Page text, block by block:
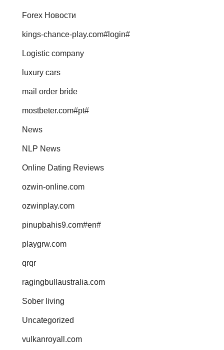
Forex Новости
kings-chance-play.com#login#
Logistic company
luxury cars
mail order bride
mostbeter.com#pt#
News
NLP News
Online Dating Reviews
ozwin-online.com
ozwinplay.com
pinupbahis9.com#en#
playgrw.com
qrqr
ragingbullaustralia.com
Sober living
Uncategorized
vulkanroyall.com